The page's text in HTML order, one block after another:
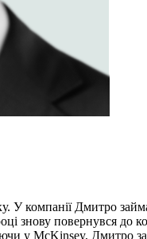
компанії Дмитро
знову повернувся до
у McKinsey, Дмитро